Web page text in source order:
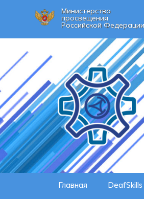
Министерство
просвещения
Российской Федерации
Главная